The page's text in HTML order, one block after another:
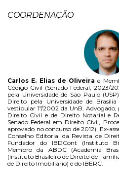
COORDENAÇÃO
Carlos E. Elias de Oliveira é
Código Civil (Senado Federal, 2023/
pela Universidade de São Paulo
Direito pela Universidade de
vestibular 1º/2002 da UnB.
Direito Civil e de Direito Notarial e
Senado Federal em Direito Civil,
aprovado no concurso de 2012). Ex-
Conselho Editorial da Revista de
Fundador do IBDCont (Instituto
Membro da ABDC (Academia
(Instituto Brasileiro de Direito de
de Direito Imobiliário) e do IBERC.